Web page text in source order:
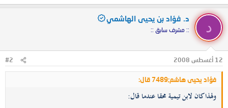
د
د. فؤاد بن يحيى الهاشمي
:: مشرف سابق ::
12 أغسطس 2008 #2
فؤاد يحيى هاشم;7489 قال:
ولهذا كان لابن تيمية محقا عندما قال: